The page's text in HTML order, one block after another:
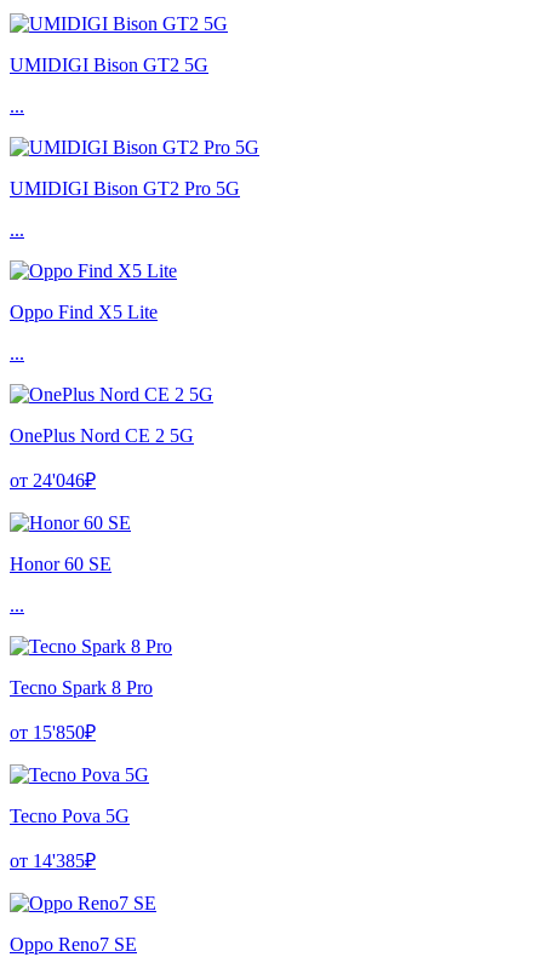
UMIDIGI Bison GT2 5G
...
UMIDIGI Bison GT2 Pro 5G
...
Oppo Find X5 Lite
...
OnePlus Nord CE 2 5G
от 24'046₽
Honor 60 SE
...
Tecno Spark 8 Pro
от 15'850₽
Tecno Pova 5G
от 14'385₽
Oppo Reno7 SE